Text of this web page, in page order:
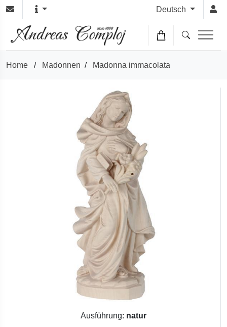
Deutsch
Home / Madonnen / Madonna immacolata
Ausführung: natur